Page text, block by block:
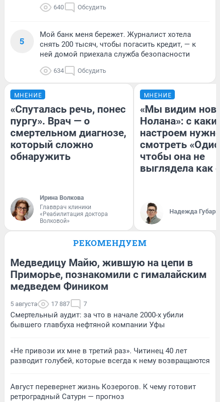
640 Обсудить
5
Мой банк меня бережет. Журналист хотела
снять 200 тысяч, чтобы погасить кредит, — к
ней домой приехала служба безопасности
634 Обсудить
МНЕНИЕ
«Спуталась речь, понес
пургу». Врач — о
смертельном диагнозе,
который сложно
обнаружить
Ирина Волкова
Главврач клиники
«Реабилитация доктора
Волковой»
МНЕНИЕ
«Мы видим
Нолана»: с
настроем
смотреть
чтобы она не
выглядела как
Надежда Губарь
РЕКОМЕНДУЕМ
Медведицу Майю, жившую на цепи в
Приморье, познакомили с гималайским
медведем Фиником
5 августа 17 887 7
Смертельный аудит: за что в начале 2000-х убили
бывшего главбуха нефтяной компании Уфы
«Не привози их мне в третий раз». Читинец 40 лет
разводит голубей, которые всегда к нему возвращаются
Август перевернет жизнь Козерогов. К чему готовит
ретроградный Сатурн — прогноз